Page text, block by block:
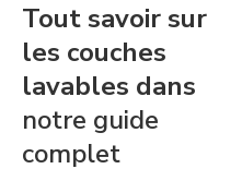
Tout savoir sur
les couches
lavables dans
notre guide
complet